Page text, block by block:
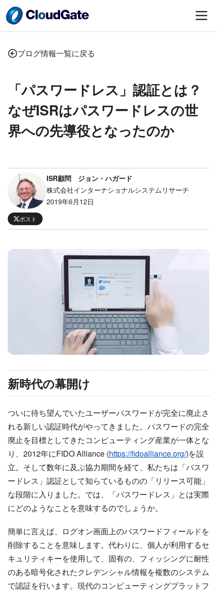
ブログ情報一覧に戻る
「パスワードレス」認証とは？
なぜISRはパスワードレスの世
界への先導役となったのか
ISR顧問 ジョン・ハガード
株式会社インターナショナルシステムリサーチ
2019年6月12日
ポスト
新時代の幕開け
ついに待ち望んでいたユーザーパスワードが完全に廃止さ
れる新しい認証時代がやってきました。パスワードの完全
廃止を目標としてきたコンピューティング産業が一体とな
り、2012年にFIDO Alliance (https://fidoalliance.org/)を設
立。そして数年に及ぶ協力期間を経て、私たちは「パスワ
ードレス」認証として知らているものの「リリース可能」
な段階に入りました。では、「パスワードレス」とは実際
にどのようなことを意味するのでしょうか。
簡単に言えば、ログオン画面上のパスワードフィールドを
削除することを意味します。代わりに、個人が利用するセ
キュリティキーを使用して、固有の、フィッシングに耐性
のある暗号化されたクレデンシャル情報を複数のシステム
で認証を行います。現代のコンピューティングプラットフ